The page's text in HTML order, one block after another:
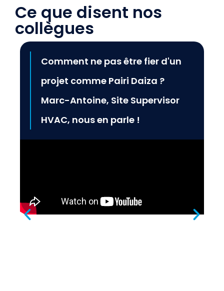
Ce que disent nos
collègues
Comment ne pas être fier d'un
projet comme Pairi Daiza ?
Marc-Antoine, Site Supervisor
HVAC, nous en parle !